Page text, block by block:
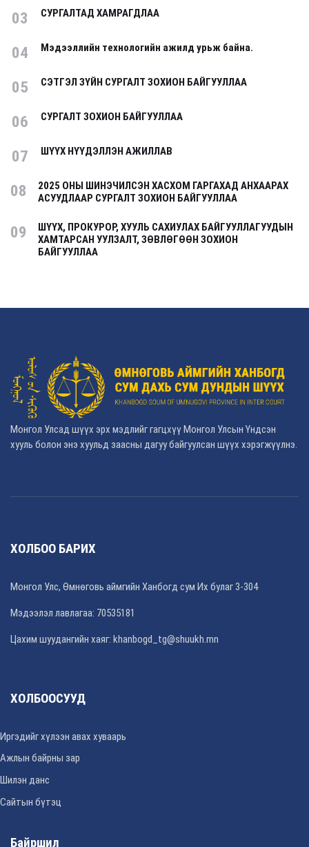
03 СУРГАЛТАД ХАМРАГДЛАА
04 Мэдээллийн технологийн ажилд урьж байна.
05 СЭТГЭЛ ЗҮЙН СУРГАЛТ ЗОХИОН БАЙГУУЛЛАА
06 СУРГАЛТ ЗОХИОН БАЙГУУЛЛАА
07 ШҮҮХ НҮҮДЭЛЛЭН АЖИЛЛАВ
08
2025 ОНЫ ШИНЭЧИЛСЭН ХАСХОМ ГАРГАХАД АНХААРАХ
АСУУДЛААР СУРГАЛТ ЗОХИОН БАЙГУУЛЛАА
09
ШҮҮХ, ПРОКУРОР, ХУУЛЬ САХИУЛАХ БАЙГУУЛЛАГУУДЫН
ХАМТАРСАН УУЛЗАЛТ, ЗӨВЛӨГӨӨН ЗОХИОН
БАЙГУУЛЛАА
Монгол Улсад шүүх эрх мэдлийг гагцхүү Монгол Улсын Үндсэн
хууль болон энэ хуульд заасны дагуу байгуулсан шүүх хэрэгжүүлнэ.
ХОЛБОО БАРИХ
Монгол Улс, Өмнөговь аймгийн Ханбогд сум Их булаг 3-304
Мэдээлэл лавлагаа: 70535181
Цахим шуудангийн хаяг: khanbogd_tg@shuukh.mn
ХОЛБООСУУД
Иргэдийг хүлээн авах хуваарь
Ажлын байрны зар
Шилэн данс
Сайтын бүтэц
Байршил